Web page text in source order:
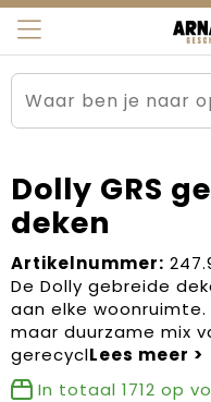
Sportkleding
Werkkleding
Kleding en textiel
Tassen
Beurs en
Carnaval
Dag van de Zorg
Kerstartikelen
Kerstpakketten
Arnauld
MijnEigenKadootje
Ons team
Contact
Blogs
Dolly GRS
deken
Artikelnummer:
De Dolly gebreide
aan elke
maar duurzame mix
gerecycl
In totaal 1712 op